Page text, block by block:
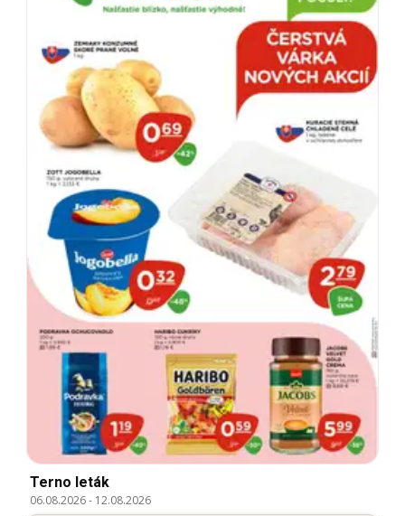
Terno leták
06.08.2026- 12.08.2026